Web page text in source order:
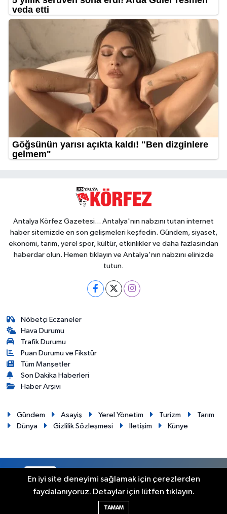
Antalya Körfez Gazetesi... Antalya'nın nabzını tutan internet
haber sitemizde en son gelişmeleri keşfedin. Gündem, siyaset,
ekonomi, tarım, yerel spor, kültür, etkinlikler ve daha fazlasından
haberdar olun. Hemen tıklayın ve Antalya'nın nabzını elinizde
tutun.
Nöbetçi Eczaneler
Hava Durumu
Trafik Durumu
Puan Durumu ve Fikstür
Tüm Manşetler
Son Dakika Haberleri
Haber Arşivi
Gündem Asayiş Yerel Yönetim Turizm
Tarım
Dünya
Gizlilik Sözleşmesi İletişim Künye
Haber Yazılımı:
En iyi site deneyimi sağlamak için çerezlerden
faydalanıyoruz. Detaylar için lütfen tıklayın.
TAMAM